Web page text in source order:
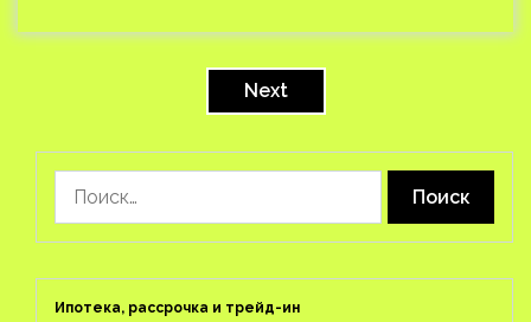
Пагинация
Next
Ипотека, рассрочка и трейд-ин